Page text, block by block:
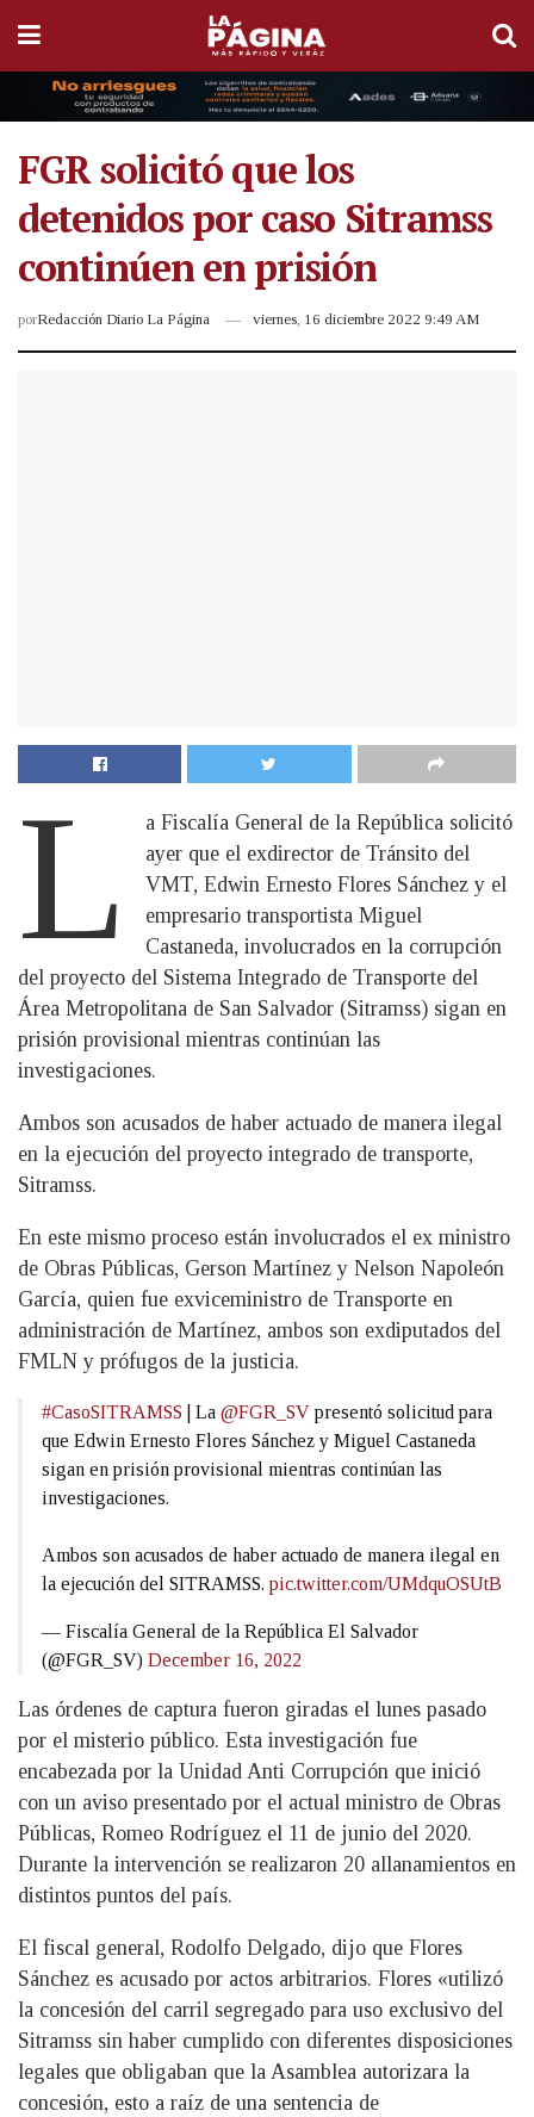
FGR solicitó que los
detenidos por caso Sitramss
continúen en prisión
porRedacción Diario La Página viernes, 16 diciembre 2022 9:49 AM
L
a Fiscalía General de la República solicitó
ayer que el exdirector de Tránsito del
VMT, Edwin Ernesto Flores Sánchez y el
empresario transportista Miguel
Castaneda, involucrados en la corrupción
del proyecto del Sistema Integrado de Transporte del
Área Metropolitana de San Salvador (Sitramss) sigan en
prisión provisional mientras continúan las
investigaciones.
Ambos son acusados de haber actuado de manera ilegal
en la ejecución del proyecto integrado de transporte,
Sitramss.
En este mismo proceso están involucrados el ex ministro
de Obras Públicas, Gerson Martínez y Nelson Napoleón
García, quien fue exviceministro de Transporte en
administración de Martínez, ambos son exdiputados del
FMLN y prófugos de la justicia.
#CasoSITRAMSS | La @FGR_SV presentó solicitud para
que Edwin Ernesto Flores Sánchez y Miguel Castaneda
sigan en prisión provisional mientras continúan las
investigaciones.
Ambos son acusados de haber actuado de manera ilegal en
la ejecución del SITRAMSS. pic.twitter.com/UMdquOSUtB
— Fiscalía General de la República El Salvador
(@FGR_SV) December 16, 2022
Las órdenes de captura fueron giradas el lunes pasado
por el misterio público. Esta investigación fue
encabezada por la Unidad Anti Corrupción que inició
con un aviso presentado por el actual ministro de Obras
Públicas, Romeo Rodríguez el 11 de junio del 2020.
Durante la intervención se realizaron 20 allanamientos en
distintos puntos del país.
El fiscal general, Rodolfo Delgado, dijo que Flores
Sánchez es acusado por actos arbitrarios. Flores «utilizó
la concesión del carril segregado para uso exclusivo del
Sitramss sin haber cumplido con diferentes disposiciones
legales que obligaban que la Asamblea autorizara la
concesión, esto a raíz de una sentencia de